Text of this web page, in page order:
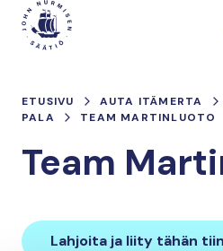
Hyppää
sisältöön
Päävalikko
ETUSIVU AUTA ITÄMERTA
PALA
TEAM MARTINLUOTO
Team
Lahjoita ja liity tähän